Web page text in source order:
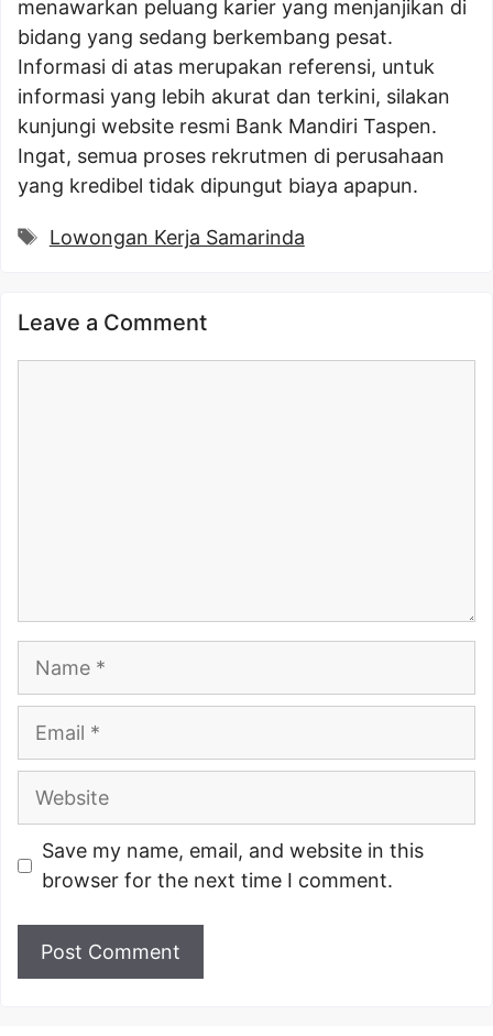
menawarkan peluang karier yang menjanjikan di
bidang yang sedang berkembang pesat.
Informasi di atas merupakan referensi, untuk
informasi yang lebih akurat dan terkini, silakan
kunjungi website resmi Bank Mandiri Taspen.
Ingat, semua proses rekrutmen di perusahaan
yang kredibel tidak dipungut biaya apapun.
Tags
Lowongan Kerja Samarinda
Leave a Comment
Website
Save my name, email, and website in this
browser for the next time I comment.